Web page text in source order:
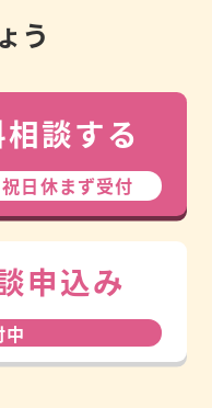
う
談する
⽇休まず受付
申込み